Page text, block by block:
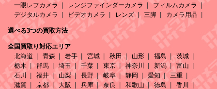
一眼レフカメラ
レンジファインダーカメラ
フィルムカメラ
デジタルカメラ
ビデオカメラ レンズ 三脚 カメラ用品
選べる3つの買取方法
全国買取り対応エリア
北海道
青森 岩手 宮城 秋田 山形 福島
茨城
栃木
群馬 埼玉 千葉 東京 神奈川 新潟
富山
石川
福井 山梨 長野 岐阜 静岡 愛知
三重
滋賀
京都 大阪 兵庫 奈良 和歌山 徳島 香川